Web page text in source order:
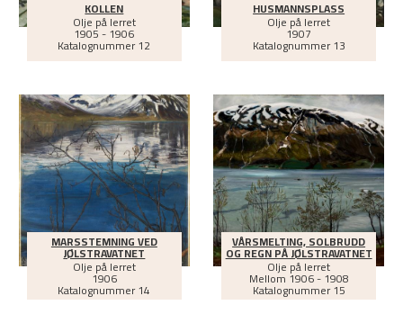
KOLLEN
Olje på lerret
1905 - 1906
Katalognummer 12
HUSMANNSPLASS
Olje på lerret
1907
Katalognummer 13
MARSSTEMNING VED
JØLSTRAVATNET
Olje på lerret
1906
Katalognummer 14
VÅRSMELTING, SOLBRUDD
OG REGN PÅ JØLSTRAVATNET
Olje på lerret
Mellom 1906 - 1908
Katalognummer 15